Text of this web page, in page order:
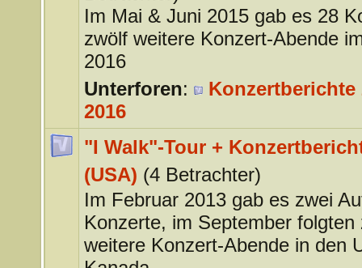
Im Mai & Juni 2015 gab es 28
zwölf weitere Konzert-Abende
2016
Unterforen:
Konzertberichte
2016
"I Walk"-Tour +
(USA) (4 Betrachter)
Im Februar 2013 gab es zwei
Konzerte, im September folgten
weitere Konzert-Abende in den